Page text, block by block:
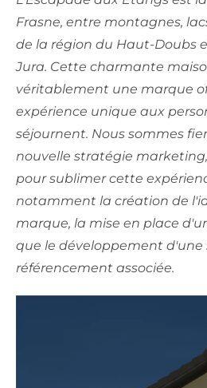
Frasne, entre montagnes,
de la région du Haut-Doubs
Jura. Cette charmante
véritablement une marque
expérience unique aux
séjournent. Nous sommes
nouvelle stratégie
pour sublimer cette
notamment la création de
marque, la mise en place
que le développement d'une
référencement associée.